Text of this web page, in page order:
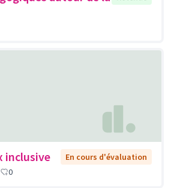
inclusive
En cours d'évaluation
0